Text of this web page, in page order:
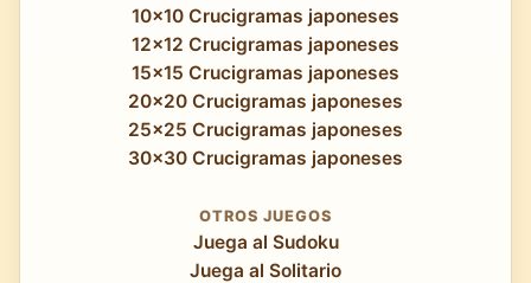
10x10 Crucigramas japoneses
12x12 Crucigramas japoneses
15x15 Crucigramas japoneses
20x20 Crucigramas japoneses
25x25 Crucigramas japoneses
30x30 Crucigramas japoneses
OTROS JUEGOS
Juega al Sudoku
Juega al Solitario